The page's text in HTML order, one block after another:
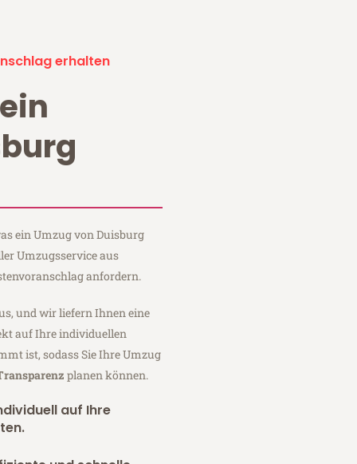
erhalten
ein Umzug von Duisburg
Umzugsservice aus
anfordern.
und wir liefern Ihnen eine
auf Ihre individuellen
ist, sodass Sie Ihre Umzug
planen können.
auf Ihre